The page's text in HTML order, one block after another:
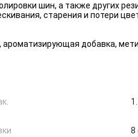
шин, а также других
старения и потери
ароматизирующая добавка,
8